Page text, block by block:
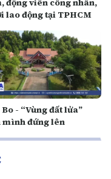
lao động tại TPHCM
- “Vùng đất lửa”
mình đứng lên